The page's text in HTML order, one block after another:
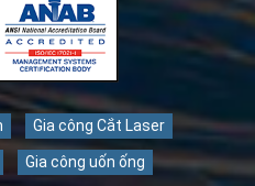
Gia công Cắt Laser
Gia công uốn ống